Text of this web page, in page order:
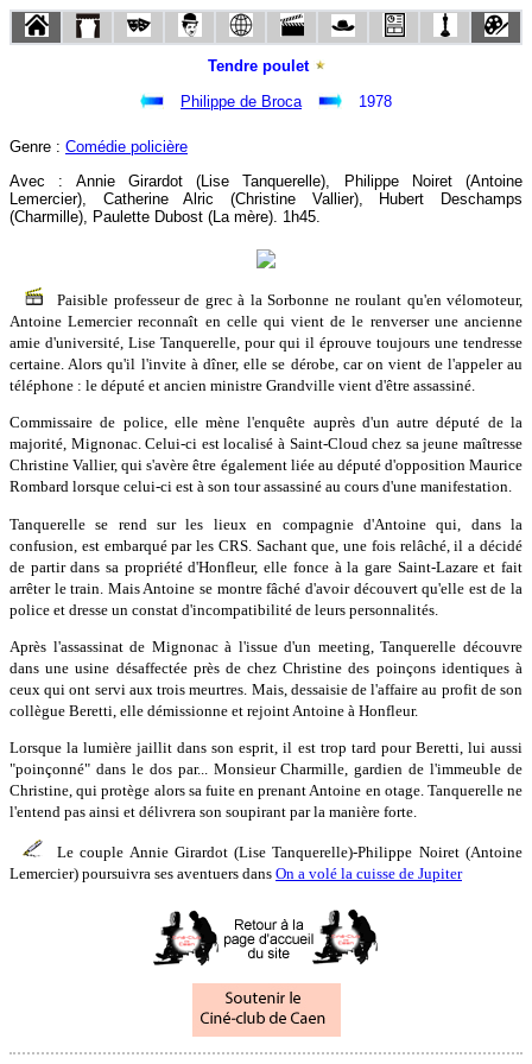
Tendre poulet
Philippe de Broca
1978
Genre : Comédie policière
Avec : Annie Girardot (Lise Tanquerelle), Philippe Noiret (Antoine
Lemercier), Catherine Alric (Christine Vallier), Hubert Deschamps
(Charmille), Paulette Dubost (La mère). 1h45.
Paisible professeur de grec à la Sorbonne ne roulant qu'en vélomoteur,
Antoine Lemercier reconnaît en celle qui vient de le renverser une ancienne
amie d'université, Lise Tanquerelle, pour qui il éprouve toujours une tendresse
certaine. Alors qu'il l'invite à dîner, elle se dérobe, car on vient de l'appeler au
téléphone : le député et ancien ministre Grandville vient d'être assassiné.
Commissaire de police, elle mène l'enquête auprès d'un autre député de la
majorité, Mignonac. Celui-ci est localisé à Saint-Cloud chez sa jeune maîtresse
Christine Vallier, qui s'avère être également liée au député d'opposition Maurice
Rombard lorsque celui-ci est à son tour assassiné au cours d'une manifestation.
Tanquerelle se rend sur les lieux en compagnie d'Antoine qui, dans la
confusion, est embarqué par les CRS. Sachant que, une fois relâché, il a décidé
de partir dans sa propriété d'Honfleur, elle fonce à la gare Saint-Lazare et fait
arrêter le train. Mais Antoine se montre fâché d'avoir découvert qu'elle est de la
police et dresse un constat d'incompatibilité de leurs personnalités.
Après l'assassinat de Mignonac à l'issue d'un meeting, Tanquerelle découvre
dans une usine désaffectée près de chez Christine des poinçons identiques à
ceux qui ont servi aux trois meurtres. Mais, dessaisie de l'affaire au profit de son
collègue Beretti, elle démissionne et rejoint Antoine à Honfleur.
Lorsque la lumière jaillit dans son esprit, il est trop tard pour Beretti, lui aussi
"poinçonné" dans le dos par... Monsieur Charmille, gardien de l'immeuble de
Christine, qui protège alors sa fuite en prenant Antoine en otage. Tanquerelle ne
l'entend pas ainsi et délivrera son soupirant par la manière forte.
Le couple Annie Girardot (Lise Tanquerelle)-Philippe Noiret (Antoine
Lemercier) poursuivra ses aventuers dans On a volé la cuisse de Jupiter